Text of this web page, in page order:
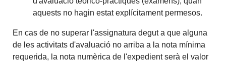
aquests no hagin estat explícitament permesos.
En cas de no superar l'assignatura degut a que alguna
de les activitats d'avaluació no arriba a la nota mínima
requerida, la nota numèrica de l'expedient serà el valor